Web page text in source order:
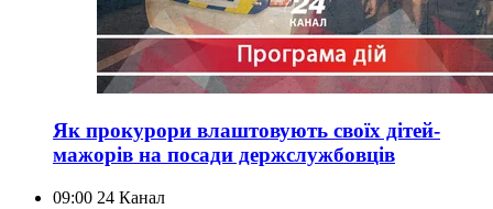
Як прокурори влаштовують своїх дітей-
мажорів на посади держслужбовців
09:00 24 Канал